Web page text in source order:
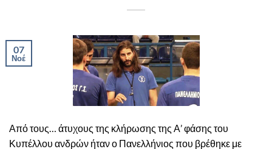
07
Νοέ
Από τους… άτυχους της κλήρωσης της Α’ φάσης του
Κυπέλλου ανδρών ήταν ο Πανελλήνιος που βρέθηκε με